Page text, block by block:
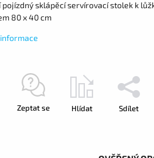
sklápěcí servírovací stolek k
80 x 40 cm
Zeptat se Hlídat Sdílet